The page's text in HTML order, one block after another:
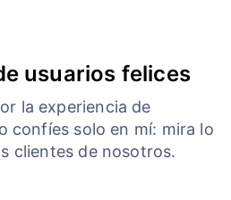
usuarios felices
la experiencia de
confíes solo en mí: mira lo
clientes de nosotros.